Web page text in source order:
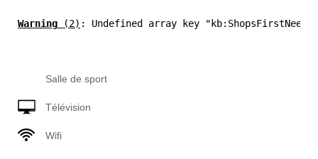
Warning (2) : Undefined array key
Salle de sport
Télévision
Wifi